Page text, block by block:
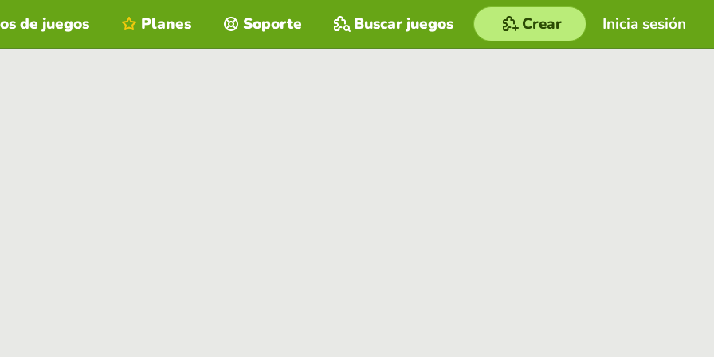
Inicia sesión
de juegos Planes Soporte Buscar juegos Crear